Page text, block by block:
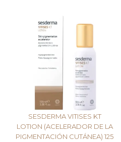
SESDERMA VITISES KT
LOTION (ACELERADOR DE LA
PIGMENTACIÓN CUTÁNEA) 125